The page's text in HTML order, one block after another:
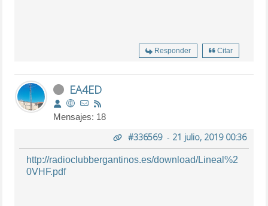
Responder Citar
EA4ED
Mensajes: 18
#336569- 21 julio, 2019 00:36
http://radioclubbergantinos.es/download/Lineal%2
0VHF.pdf